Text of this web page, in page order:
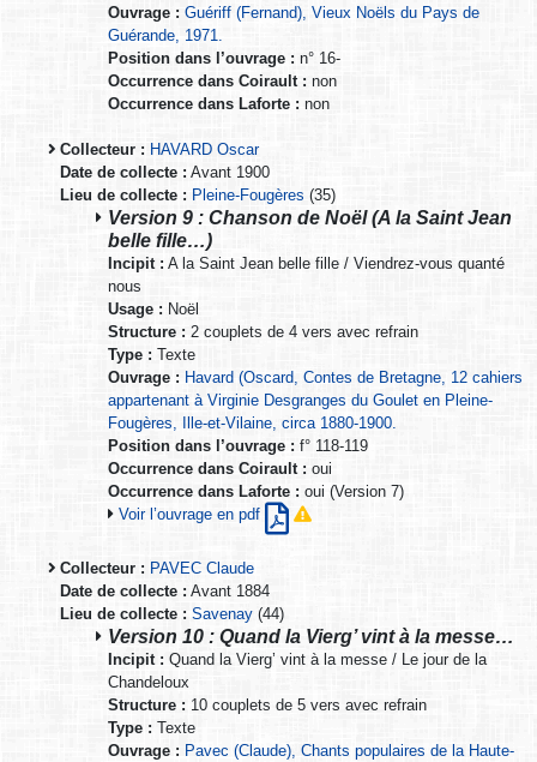
Ouvrage : Guériff (Fernand), Vieux Noëls du Pays de
Guérande, 1971.
Position dans l’ouvrage : n° 16-
Occurrence dans Coirault : non
Occurrence dans Laforte : non
Collecteur : HAVARD Oscar
Date de collecte : Avant 1900
Lieu de collecte : Pleine-Fougères (35)
Version 9 : Chanson de Noël (A la Saint Jean
belle fille…)
Incipit : A la Saint Jean belle fille / Viendrez-vous quanté
nous
Usage : Noël
Structure : 2 couplets de 4 vers avec refrain
Type : Texte
Ouvrage : Havard (Oscard, Contes de Bretagne, 12 cahiers
appartenant à Virginie Desgranges du Goulet en Pleine-
Fougères, Ille-et-Vilaine, circa 1880-1900.
Position dans l’ouvrage : f° 118-119
Occurrence dans Coirault : oui
Occurrence dans Laforte : oui (Version 7)
Voir l’ouvrage en pdf
Collecteur : PAVEC Claude
Date de collecte : Avant 1884
Lieu de collecte : Savenay (44)
Version 10 : Quand la Vierg’ vint à la messe…
Incipit : Quand la Vierg’ vint à la messe / Le jour de la
Chandeloux
Structure : 10 couplets de 5 vers avec refrain
Type : Texte
Ouvrage : Pavec (Claude), Chants populaires de la Haute-